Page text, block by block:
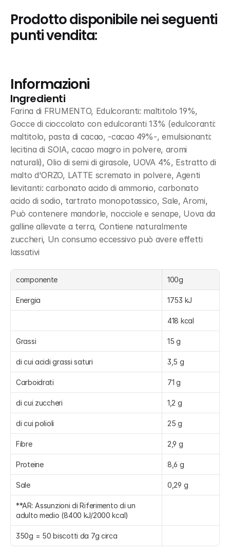
Prodotto disponibile nei seguenti
punti vendita:
Informazioni
Ingredienti
Farina di FRUMENTO, Edulcoranti: maltitolo 19%,
Gocce di cioccolato con edulcoranti 13% (edulcoranti:
maltitolo, pasta di cacao, -cacao 49%-, emulsionanti:
lecitina di SOIA, cacao magro in polvere, aromi
naturali), Olio di semi di girasole, UOVA 4%, Estratto di
malto d'ORZO, LATTE scremato in polvere, Agenti
lievitanti: carbonato acido di ammonio, carbonato
acido di sodio, tartrato monopotassico, Sale, Aromi,
Può contenere mandorle, nocciole e senape, Uova da
galline allevate a terra, Contiene naturalmente
zuccheri, Un consumo eccessivo può avere effetti
lassativi
componente 100g
Energia 1753 kJ
418 kcal
Grassi 15 g
di cui acidi grassi saturi 3,5 g
Carboidrati 71 g
di cui zuccheri 1,2 g
di cui polioli 25 g
Fibre 2,9 g
Proteine 8,6 g
Sale 0,29 g
**AR: Assunzioni di Riferimento di un
adulto medio (8400 kJ/2000 kcal)
350g = 50 biscotti da 7g circa